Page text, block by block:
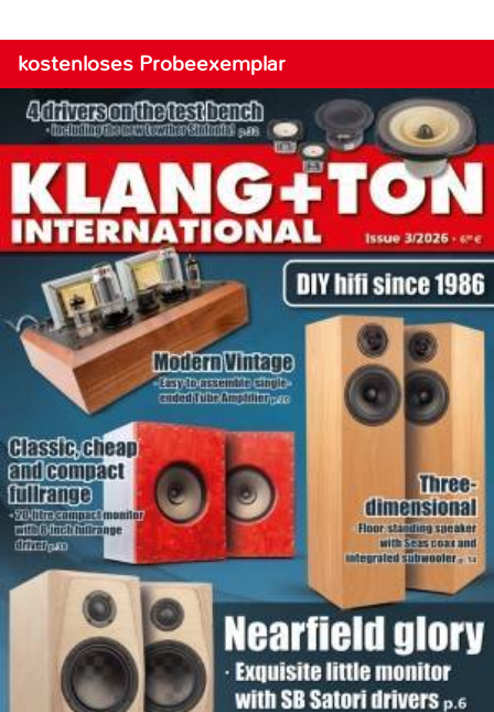
kostenloses Probeexemplar